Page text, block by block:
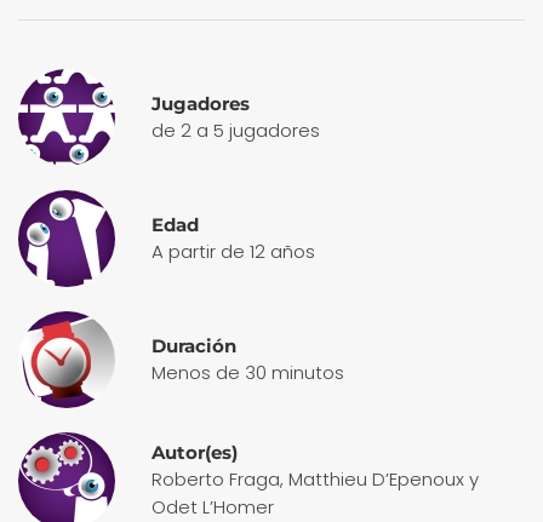
Jugadores
de 2 a 5 jugadores
Edad
A partir de 12 años
Duración
Menos de 30 minutos
Autor(es)
Roberto Fraga, Matthieu D’Epenoux y
Odet L’Homer